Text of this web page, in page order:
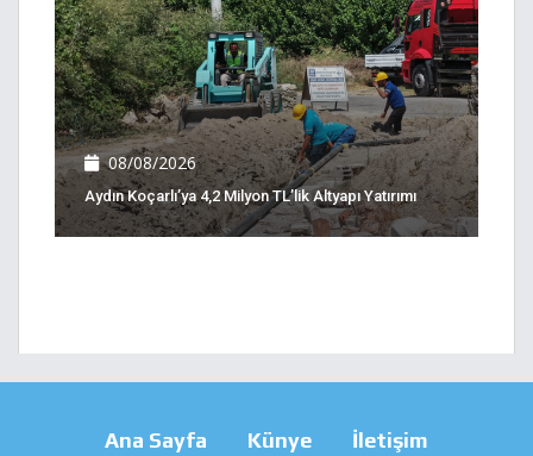
08/08/2026
Aydın Koçarlı’ya 4,2 Milyon TL’lik Altyapı Yatırımı
Ana Sayfa Künye İletişim